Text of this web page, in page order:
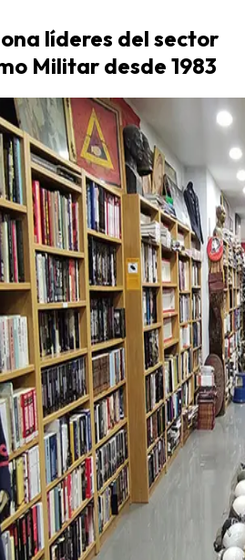
líderes del sector
Militar desde 1983